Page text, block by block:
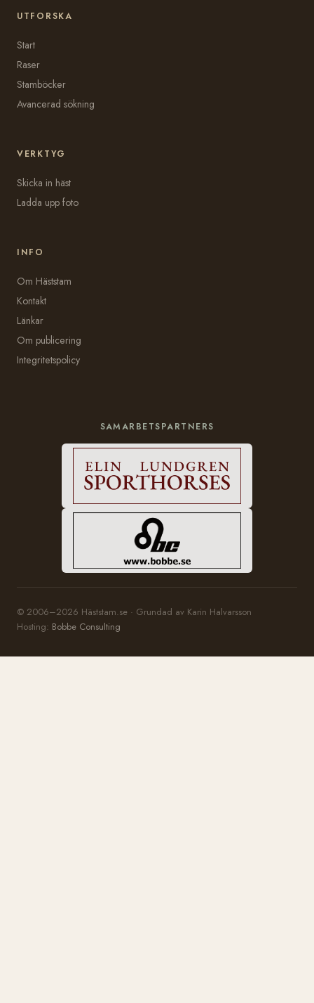
UTFORSKA
Start
Raser
Stamböcker
Avancerad sökning
VERKTYG
Skicka in häst
Ladda upp foto
INFO
Om Häststam
Kontakt
Länkar
Om publicering
Integritetspolicy
SAMARBETSPARTNERS
© 2006–2026 Häststam.se · Grundad av Karin Halvarsson
Hosting: Bobbe Consulting